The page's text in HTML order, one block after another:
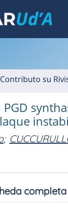
su
;
completa